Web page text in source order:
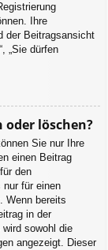
Ihre
der Beitragsansicht
„Sie dürfen
löschen?
Sie nur Ihre
einen Beitrag
den
für einen
Wenn bereits
in der
sowohl die
angezeigt. Dieser